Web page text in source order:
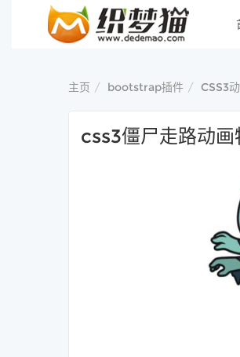
主页 bootstrap插件 CSS3
css3僵尸走路动画